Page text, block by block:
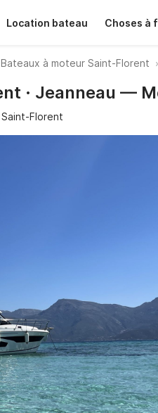
Location bateau Choses à
Bateaux à moteur Saint-Florent
· Jeanneau —
Florent